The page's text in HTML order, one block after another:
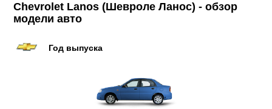
Chevrolet Lanos (Шевроле Ланос) - обзор
модели авто
Год выпуска